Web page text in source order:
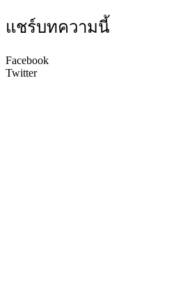
แชร์บทความนี้
Facebook
Twitter